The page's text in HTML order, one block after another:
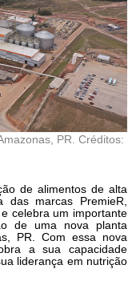
PR. Créditos:
de alimentos de alta
das marcas PremieR,
celebra um importante
de uma nova planta
PR. Com essa nova
a sua capacidade
liderança em nutrição